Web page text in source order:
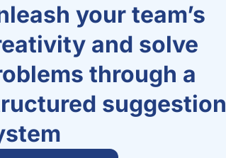
your team’s
and solve
through a
suggestion